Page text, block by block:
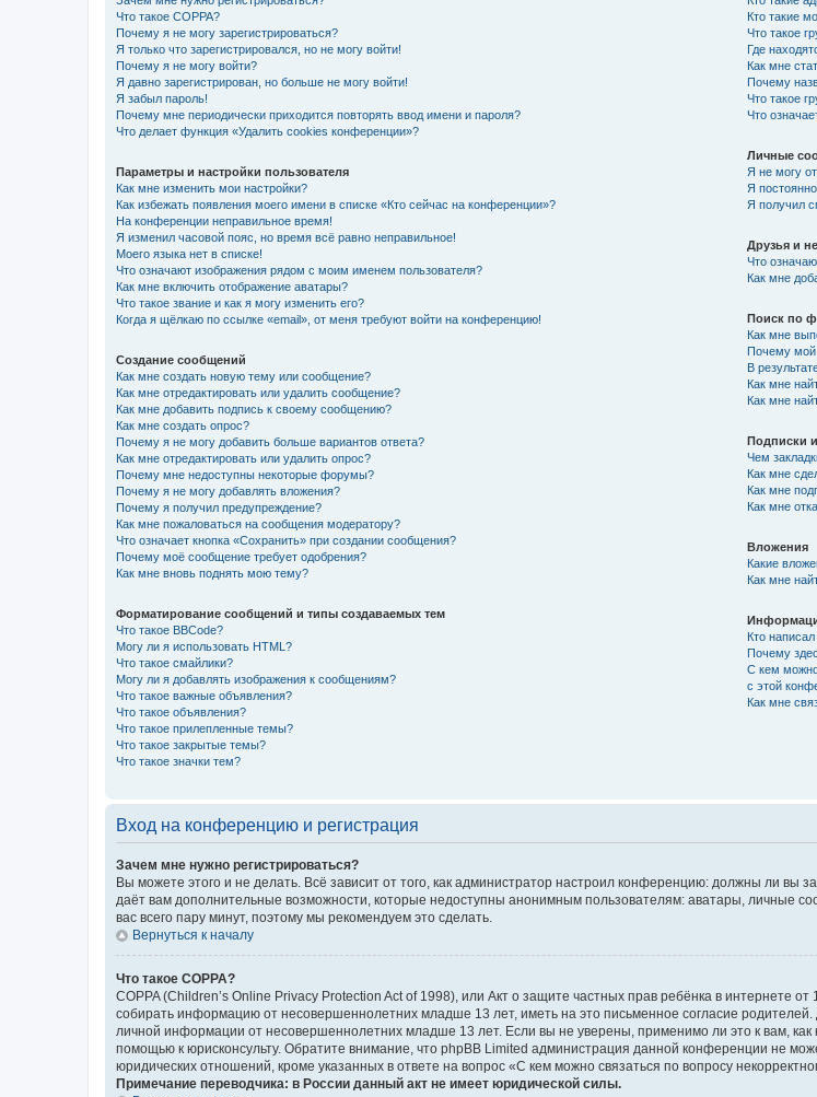
Что такое COPPA?
Почему я не могу зарегистрироваться?
Я только что зарегистрировался, но не могу войти!
Почему я не могу войти?
Я давно зарегистрирован, но больше не могу войти!
Я забыл пароль!
Почему мне периодически приходится повторять ввод имени и пароля?
Что делает функция «Удалить cookies конференции»?
Параметры и настройки пользователя
Как мне изменить мои настройки?
Как избежать появления моего имени в списке «Кто сейчас на конференции»?
На конференции неправильное время!
Я изменил часовой пояс, но время всё равно неправильное!
Моего языка нет в списке!
Что означают изображения рядом с моим именем пользователя?
Как мне включить отображение аватары?
Что такое звание и как я могу изменить его?
Когда я щёлкаю по ссылке «email», от меня требуют войти на конференцию!
Создание сообщений
Как мне создать новую тему или сообщение?
Как мне отредактировать или удалить сообщение?
Как мне добавить подпись к своему сообщению?
Как мне создать опрос?
Почему я не могу добавить больше вариантов ответа?
Как мне отредактировать или удалить опрос?
Почему мне недоступны некоторые форумы?
Почему я не могу добавлять вложения?
Почему я получил предупреждение?
Как мне пожаловаться на сообщения модератору?
Что означает кнопка «Сохранить» при создании сообщения?
Почему моё сообщение требует одобрения?
Как мне вновь поднять мою тему?
Форматирование сообщений и типы создаваемых тем
Что такое BBCode?
Могу ли я использовать HTML?
Что такое смайлики?
Могу ли я добавлять изображения к сообщениям?
Что такое важные объявления?
Что такое объявления?
Что такое прилепленные темы?
Что такое закрытые темы?
Что такое значки тем?
Кто такие
Что такое
Где
Как мне
Почему
Что такое
Что
Личные
Я не могу
Я
Я получил
Друзья и
Что
Как мне
Поиск по
Как мне
Почему мой
В
Как мне
Как мне
Подписки
Чем
Как мне
Как мне
Как мне
Вложения
Какие
Как мне
Кто
Почему
С кем можно
с этой
Как мне
Вход на конференцию и регистрация
Зачем мне нужно регистрироваться?
Вы можете этого и не делать. Всё зависит от того, как администратор настроил конференцию: должны ли вы
даёт вам дополнительные возможности, которые недоступны анонимным пользователям: аватары, личные
вас всего пару минут, поэтому мы рекомендуем это сделать.
Вернуться к началу
Что такое COPPA?
COPPA (Children’s Online Privacy Protection Act of 1998), или Акт о защите частных прав ребёнка в интернете
собирать информацию от несовершеннолетних младше 13 лет, иметь на это письменное согласие
личной информации от несовершеннолетних младше 13 лет. Если вы не уверены, применимо ли это к вам,
помощью к юрисконсульту. Обратите внимание, что phpBB Limited администрация данной конференции не
юридических отношений, кроме указанных в ответе на вопрос «С кем можно связаться по вопросу
Примечание переводчика: в России данный акт не имеет юридической силы.